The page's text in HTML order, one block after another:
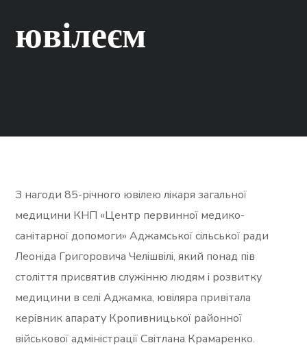
ювілеєм
З нагоди 85-річного ювілею лікаря загальної
медицини КНП «Центр первинної медико-
санітарної допомоги» Аджамської сільської ради
Леоніда Григоровича Челішвілі, який понад пів
століття присвятив служінню людям і розвитку
медицини в селі Аджамка, ювіляра привітала
керівник апарату Кропивницької районної
військової адміністрації Світлана Крамаренко.